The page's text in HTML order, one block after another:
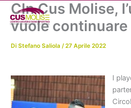
contenuto
Cln Cus Molise,
vuole continuare
DiStefano Saliola/27 Aprile 2022
I